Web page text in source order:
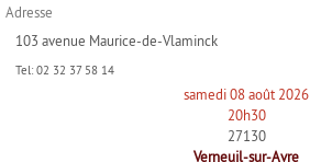
Adresse
103 avenue Maurice-de-Vlaminck
Tel: 02 32 37 58 14
samedi 08 août 2026
20h30
27130
Verneuil-sur-Avre